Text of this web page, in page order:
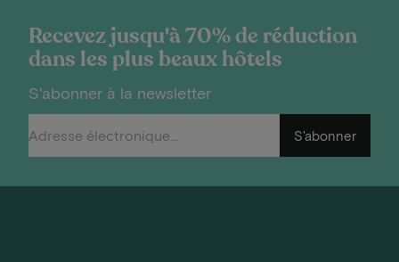
Recevez jusqu'à 70% de réduction
dans les plus beaux hôtels
S'abonner à la newsletter
S'abonner